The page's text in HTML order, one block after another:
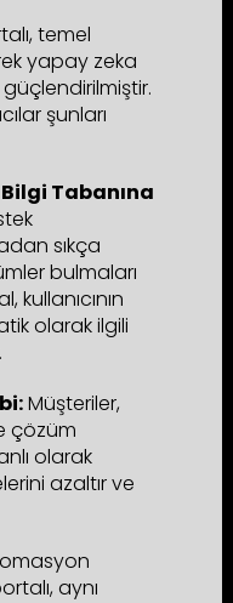
temel
yapay zeka
şunları
Tabanına
sıkça
bulmaları
kullanıcının
olarak ilgili
Müşteriler,
çözüm
olarak
azaltır ve
aynı